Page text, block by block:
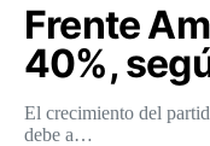
Frente
40%,
El crecimiento del
debe a…